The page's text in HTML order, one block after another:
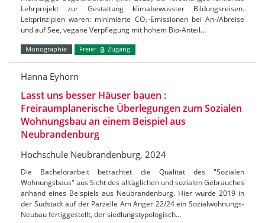
Lehrprojekt zur Gestaltung klimabewusster Bildungsreisen.
Leitprinzipien waren: minimierte CO₂-Emissionen bei An-/Abreise
und auf See, vegane Verpflegung mit hohem Bio-Anteil…
Monographie Freier Zugang
Hanna Eyhorn
Lasst uns besser Häuser bauen :
Freiraumplanerische Überlegungen zum Sozialen
Wohnungsbau an einem Beispiel aus
Neubrandenburg
Hochschule Neubrandenburg, 2024
Die Bachelorarbeit betrachtet die Qualität des "Sozialen
Wohnungsbaus" aus Sicht des alltäglichen und sozialen Gebrauches
anhand eines Beispiels aus Neubrandenburg. Hier wurde 2019 in
der Südstadt auf der Parzelle Am Anger 22/24 ein Sozialwohnungs-
Neubau fertiggestellt, der siedlungstypologisch…